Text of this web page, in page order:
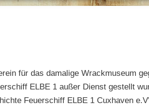
für das damalige Wrackmuseum
ELBE 1 außer Dienst gestellt
Feuerschiff ELBE 1 Cuxhaven